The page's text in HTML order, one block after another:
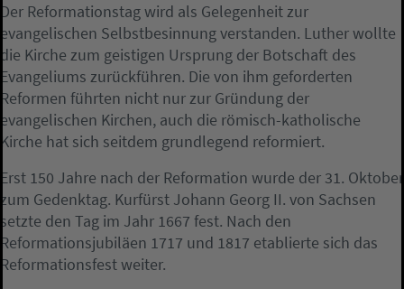
Der Reformationstag wird als Gelegenheit zur
evangelischen Selbstbesinnung verstanden. Luther wollte
die Kirche zum geistigen Ursprung der Botschaft des
Evangeliums zurückführen. Die von ihm geforderten
Reformen führten nicht nur zur Gründung der
evangelischen Kirchen, auch die römisch-katholische
Kirche hat sich seitdem grundlegend reformiert.
Erst 150 Jahre nach der Reformation wurde der 31. Oktober
zum Gedenktag. Kurfürst Johann Georg II. von Sachsen
setzte den Tag im Jahr 1667 fest. Nach den
Reformationsjubiläen 1717 und 1817 etablierte sich das
Reformationsfest weiter.